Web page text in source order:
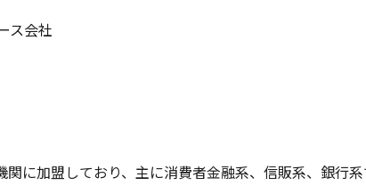
ース会社
に加盟しており、主に消費者金融系、信販系、銀行